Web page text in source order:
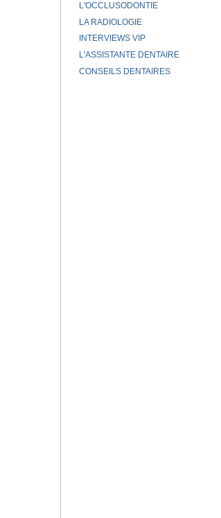
L'OCCLUSODONTIE
LA RADIOLOGIE
INTERVIEWS VIP
L'ASSISTANTE DENTAIRE
CONSEILS DENTAIRES